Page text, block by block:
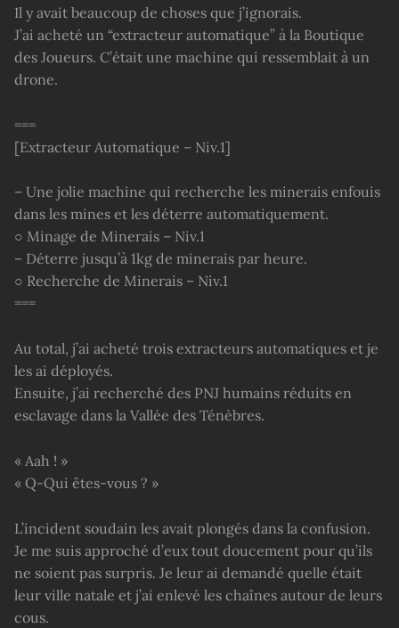
Il y avait beaucoup de choses que j’ignorais.
J’ai acheté un “extracteur automatique” à la Boutique
des Joueurs. C’était une machine qui ressemblait à un
drone.
===
[Extracteur Automatique – Niv.1]
– Une jolie machine qui recherche les minerais enfouis
dans les mines et les déterre automatiquement.
○ Minage de Minerais – Niv.1
– Déterre jusqu’à 1kg de minerais par heure.
○ Recherche de Minerais – Niv.1
===
Au total, j’ai acheté trois extracteurs automatiques et je
les ai déployés.
Ensuite, j’ai recherché des PNJ humains réduits en
esclavage dans la Vallée des Ténèbres.
« Aah ! »
« Q-Qui êtes-vous ? »
L’incident soudain les avait plongés dans la confusion.
Je me suis approché d’eux tout doucement pour qu’ils
ne soient pas surpris. Je leur ai demandé quelle était
leur ville natale et j’ai enlevé les chaînes autour de leurs
cous.